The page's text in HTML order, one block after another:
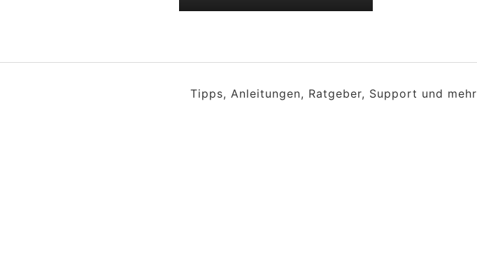
Tipps, Anleitungen, Ratgeber, Support und mehr